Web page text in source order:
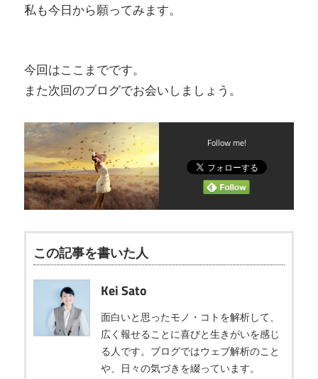
私も今日から願ってみます。
今回はここまでです。
また次回のブログでお会いしましょう。
Follow me!
この記事を書いた人
Kei Sato
面白いと思ったモノ・コトを解析して、
広く報せることに喜びと生きがいを感じ
る人です。ブログではウェブ解析のこと
や、日々の気づきを綴っています。